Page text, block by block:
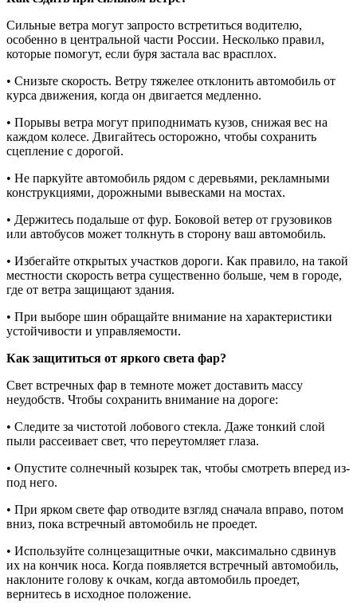
Сильные ветра могут запросто встретиться водителю,
особенно в центральной части России. Несколько правил,
которые помогут, если буря застала вас врасплох.
• Снизьте скорость. Ветру тяжелее отклонить автомобиль от
курса движения, когда он двигается медленно.
• Порывы ветра могут приподнимать кузов, снижая вес на
каждом колесе. Двигайтесь осторожно, чтобы сохранить
сцепление с дорогой.
• Не паркуйте автомобиль рядом с деревьями, рекламными
конструкциями, дорожными вывесками на мостах.
• Держитесь подальше от фур. Боковой ветер от грузовиков
или автобусов может толкнуть в сторону ваш автомобиль.
• Избегайте открытых участков дороги. Как правило, на такой
местности скорость ветра существенно больше, чем в городе,
где от ветра защищают здания.
• При выборе шин обращайте внимание на характеристики
устойчивости и управляемости.
Как защититься от яркого света фар?
Свет встречных фар в темноте может доставить массу
неудобств. Чтобы сохранить внимание на дороге:
• Следите за чистотой лобового стекла. Даже тонкий слой
пыли рассеивает свет, что переутомляет глаза.
• Опустите солнечный козырек так, чтобы смотреть вперед из-
под него.
• При ярком свете фар отводите взгляд сначала вправо, потом
вниз, пока встречный автомобиль не проедет.
• Используйте солнцезащитные очки, максимально сдвинув
их на кончик носа. Когда появляется встречный автомобиль,
наклоните голову к очкам, когда автомобиль проедет,
вернитесь в исходное положение.